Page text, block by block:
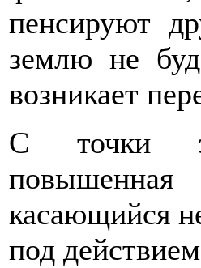
пенсируют
землю не
возникает
С точки
касающийся
под